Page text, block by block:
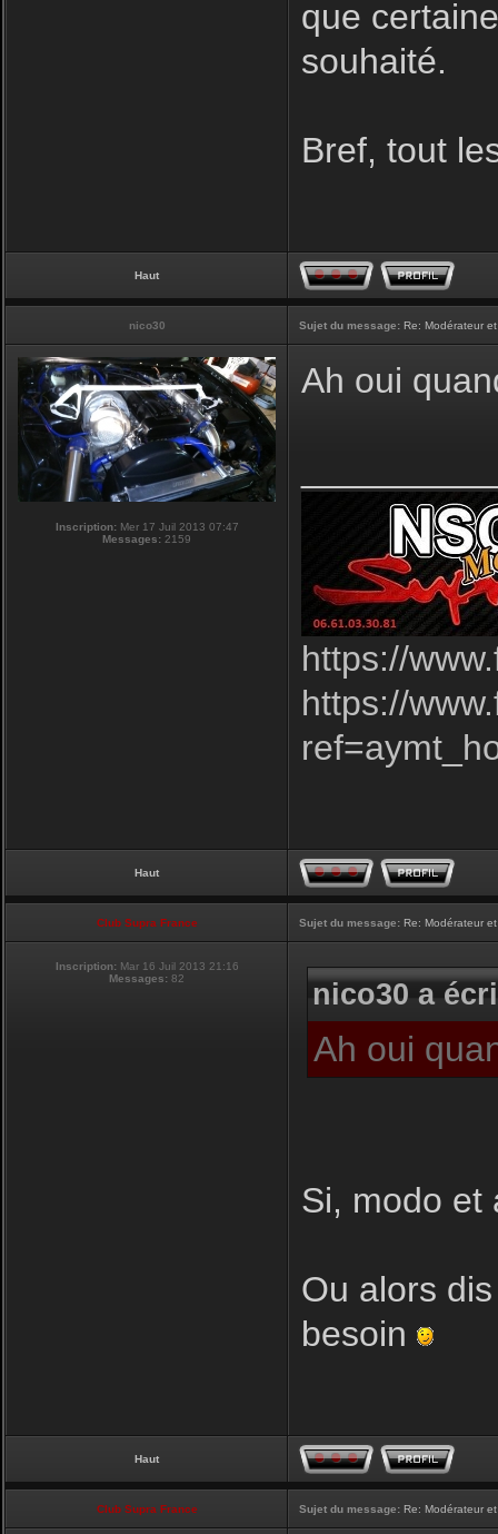
que
souhaité.
Bref, tout
Haut
nico30 Sujet du message: Re: Modérateur
Inscription:Mer 17 Juil 2013 07:47
Messages: 2159
Ah oui
https://
https://
Haut
Club Supra France Sujet du message: Re: Modérateur
Inscription: Mar 16 Juil 2013 21:16
Messages: 82 nico30 a
Ah oui
Si, modo et
Ou alors
besoin
Haut
Club Supra France Sujet du message: Re: Modérateur